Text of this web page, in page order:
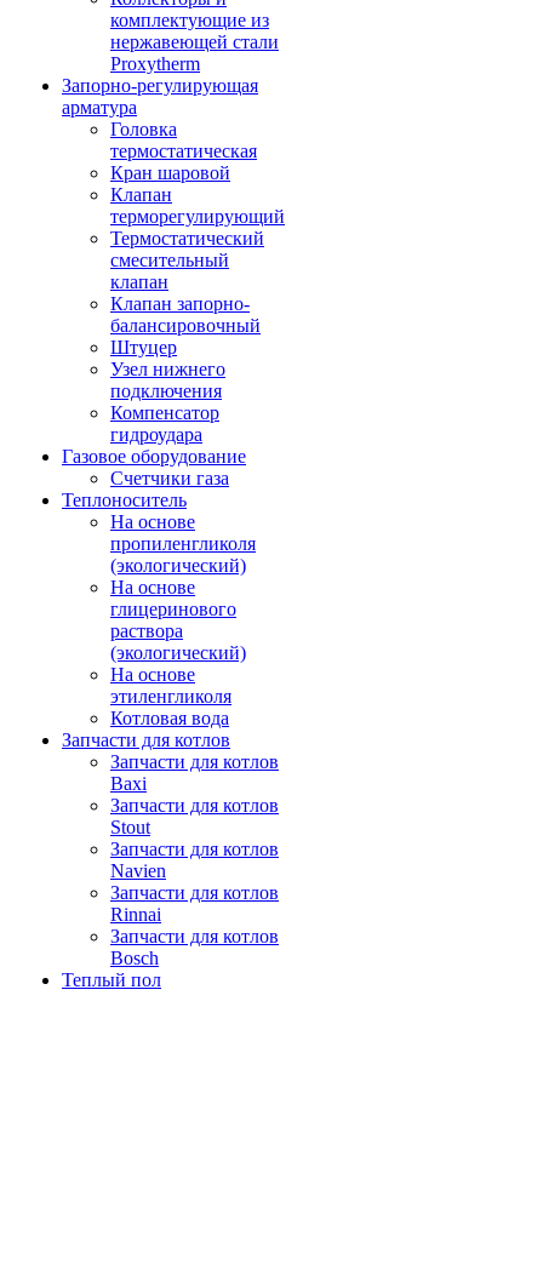
комплектующие из
нержавеющей стали
Proxytherm
Запорно-регулирующая
арматура
Головка
термостатическая
Кран шаровой
Клапан
терморегулирующий
Термостатический
смесительный
клапан
Клапан запорно-
балансировочный
Штуцер
Узел нижнего
подключения
Компенсатор
гидроудара
Газовое оборудование
Счетчики газа
Теплоноситель
На основе
пропиленгликоля
(экологический)
На основе
глицеринового
раствора
(экологический)
На основе
этиленгликоля
Котловая вода
Запчасти для котлов
Запчасти для котлов
Baxi
Запчасти для котлов
Stout
Запчасти для котлов
Navien
Запчасти для котлов
Rinnai
Запчасти для котлов
Bosch
Теплый пол